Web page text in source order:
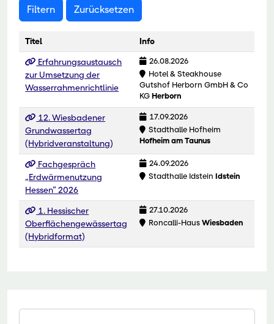
Filtern Zurücksetzen
Titel Info
Erfahrungsaustausch
zur Umsetzung der
Wasserrahmenrichtlinie
26.08.2026
Hotel & Steakhouse
Gutshof Herborn GmbH & Co
KGHerborn
12. Wiesbadener
Grundwassertag
(Hybridveranstaltung)
17.09.2026
Stadthalle Hofheim
Hofheim am Taunus
Fachgespräch
„Erdwärmenutzung
Hessen“ 2026
24.09.2026
Stadthalle IdsteinIdstein
1. Hessischer
Oberflächengewässertag
(Hybridformat)
27.10.2026
Roncalli-HausWiesbaden